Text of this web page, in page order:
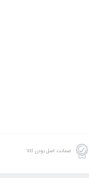
ضمانت اصل بودن کالا